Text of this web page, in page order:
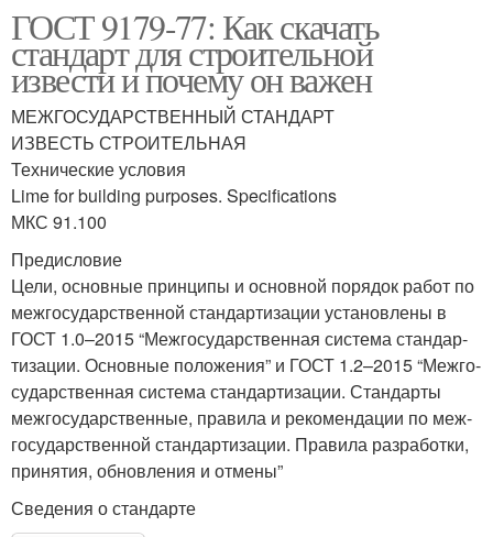
ГОСТ 9179-77: Как скачать
стандарт для строительной
извести и почему он важен
МЕЖГОСУДАРСТВЕННЫЙ СТАНДАРТ
ИЗВЕСТЬ СТРОИТЕЛЬНАЯ
Тех­ни­че­ские условия
Lime for building purposes. Specifications
МКС 91.100
Пре­ди­сло­вие
Цели, основ­ные прин­ци­пы и основ­ной поря­док работ по
меж­го­су­дар­ствен­ной стан­дар­ти­за­ции уста­нов­ле­ны в
ГОСТ 1.0–2015 “Меж­го­су­дар­ствен­ная систе­ма стан­дар­
ти­за­ции. Основ­ные поло­же­ния” и ГОСТ 1.2–2015 “Меж­го­
су­дар­ствен­ная систе­ма стан­дар­ти­за­ции. Стан­дар­ты
меж­го­су­дар­ствен­ные, пра­ви­ла и реко­мен­да­ции по меж­
го­су­дар­ствен­ной стан­дар­ти­за­ции. Пра­ви­ла раз­ра­бот­ки,
при­ня­тия, обнов­ле­ния и отмены”
Све­де­ния о стандарте